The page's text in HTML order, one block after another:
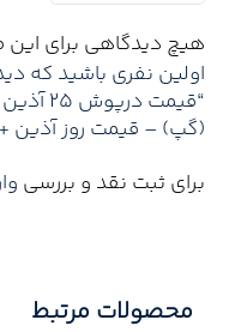
هیچ دیدگاهی برای
اولین نفری باشید که
(گپ) – قیمت روز آذین
برای ثبت نقد و بررسی
محصولات مرتبط